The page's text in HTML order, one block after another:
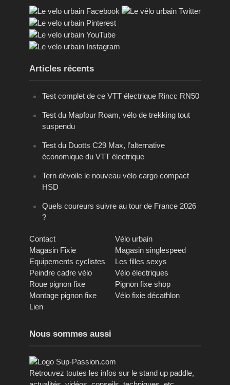
Articles récents
Test complet de ce VTT électrique Rincc RN50
Test du Mapfour Roam, vélo de trekking tout
suspendu
Test du Duotts C29 Max, l’alternative
économique du VTT électrique
Tern dévoile le nouveau vélo cargo compact
HSD
Quels coureurs suivre au tour de France 2026
?
Contact
Vélo urbain
Magasin Fixie
Magasin singlespeed
Equipements cyclistes
Les filles sexys
Peindre cadre vélo
Vélo électriques
Roue pignon fixe
Pignon fixe shop
Montage pignon fixe
Vélo fixie décathlon
Lien
Nous sommes aussi
Retrouvez toutes les infos sur le stand up paddle,